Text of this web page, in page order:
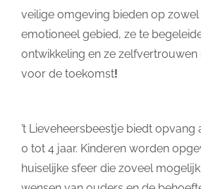
veilige omgeving bieden op zowel
emotioneel gebied, ze te
ontwikkeling en ze zelfvertrouwen
voor de toekomst!
’t Lieveheersbeestje biedt opvang
0 tot 4 jaar. Kinderen worden
huiselijke sfeer die zoveel